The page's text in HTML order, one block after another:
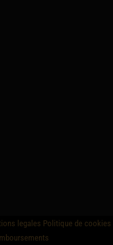
legales Politique de cookies